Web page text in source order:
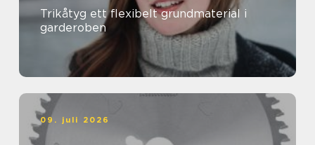
Trikåtyg ett flexibelt grundmaterial i
garderoben
09. juli 2026